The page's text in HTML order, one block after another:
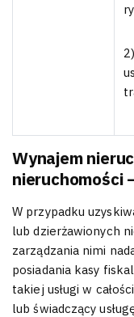
Wynajem
nieruchomości
W przypadku
lub dzierżawionych
zarządzania nimi
posiadania kasy
takiej usługi w
lub świadczący